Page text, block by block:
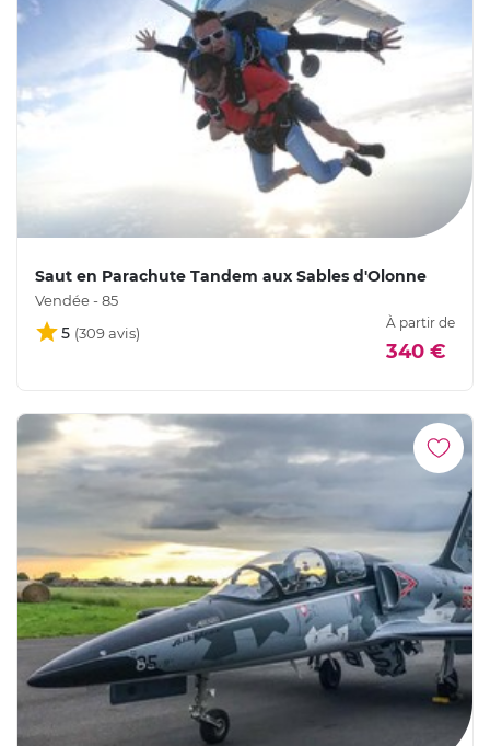
Saut en Parachute Tandem aux Sables d'Olonne
Vendée - 85
5
À partir de
340 €